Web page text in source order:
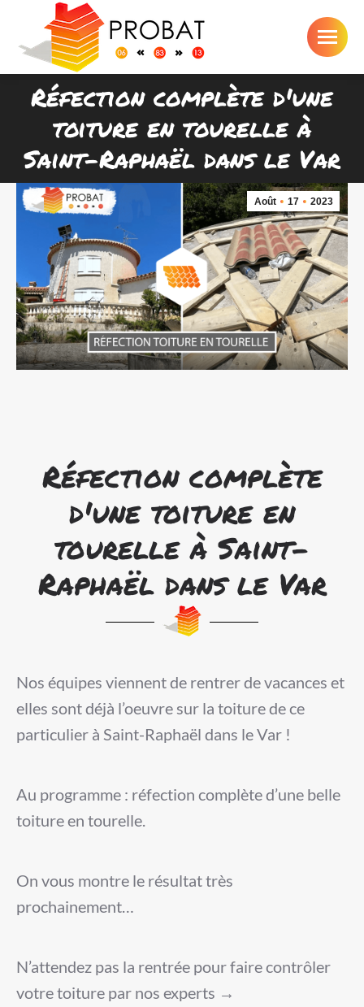
Réfection complète d'une
toiture en tourelle à
Saint-Raphaël dans le Var
Vous êtes ici :
Août 17 2023
Réfection complète
d'une toiture en
tourelle à Saint-
Raphaël dans le Var
Nos équipes viennent de rentrer de vacances et
elles sont déjà l’oeuvre sur la toiture de ce
particulier à Saint-Raphaël dans le Var !
Au programme : réfection complète d’une belle
toiture en tourelle.
On vous montre le résultat très
prochainement…
N’attendez pas la rentrée pour faire contrôler
votre toiture par nos experts →